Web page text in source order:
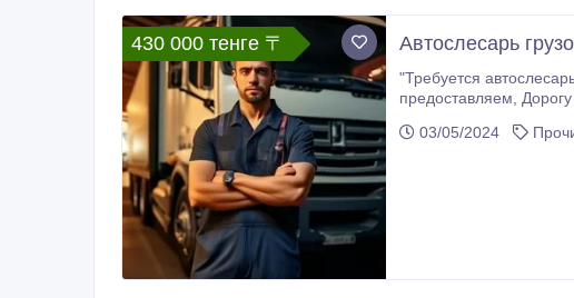
430 000 тенге 〒 Автослесарь
"Требуется автослесарь по ремонту грузовых машин,
предоставляем, Дорогу оплачиваем: из дома до г. Сургута Работа с 09.00 до 19.00 Зарплата возможна и выше, все зависит от
03/05/2024